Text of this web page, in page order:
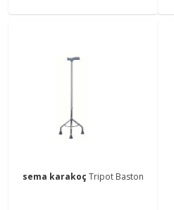
sema karakoç Tripot Baston